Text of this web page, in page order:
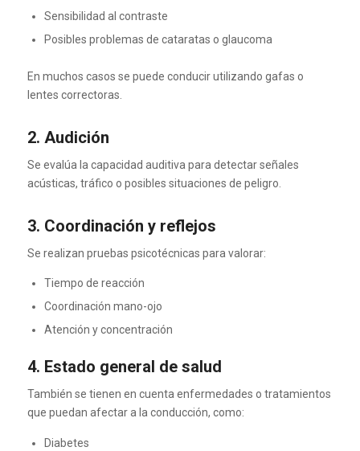
Sensibilidad al contraste
Posibles problemas de cataratas o glaucoma
En muchos casos se puede conducir utilizando gafas o
lentes correctoras.
2. Audición
Se evalúa la capacidad auditiva para detectar señales
acústicas, tráfico o posibles situaciones de peligro.
3. Coordinación y reflejos
Se realizan pruebas psicotécnicas para valorar:
Tiempo de reacción
Coordinación mano-ojo
Atención y concentración
4. Estado general de salud
También se tienen en cuenta enfermedades o tratamientos
que puedan afectar a la conducción, como:
Diabetes